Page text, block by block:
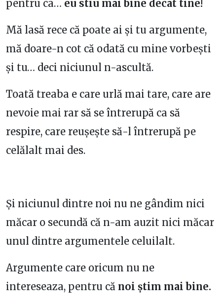
pentru ca… eu stiu mai bine decat tine!
Mă lasă rece că poate ai și tu argumente,
mă doare-n cot că odată cu mine vorbești
și tu… deci niciunul n-ascultă.
Toată treaba e care urlă mai tare, care are
nevoie mai rar să se întrerupă ca să
respire, care reușește să-l întrerupă pe
celălalt mai des.
Și niciunul dintre noi nu ne gândim nici
măcar o secundă că n-am auzit nici măcar
unul dintre argumentele celuilalt.
Argumente care oricum nu ne
intereseaza, pentru că noi știm mai bine.